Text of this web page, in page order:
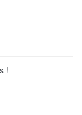
!